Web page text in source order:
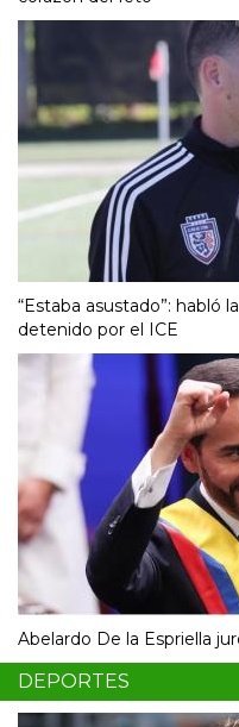
“Estaba asustado”: habló
detenido por el ICE
Abelardo De la Espriella
DEPORTES